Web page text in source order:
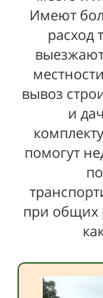
Имеют
расход
вывоз
и
помогут
при общих